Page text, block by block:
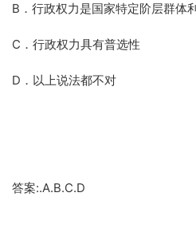
B．行政权力是国家特定阶层群体
C．行政权力具有普选性
D．以上说法都不对
答案:.A.B.C.D